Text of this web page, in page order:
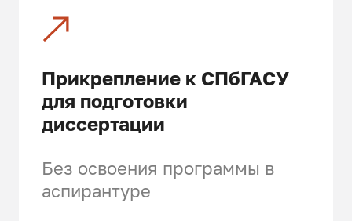
Нормативное обеспечение
движения
Особенности правового
регулирования труда
Транспортные преступления и
проблемы их квалификации
Прикрепление к СПбГАСУ
для подготовки
диссертации
Без освоения программы в
аспирантуре